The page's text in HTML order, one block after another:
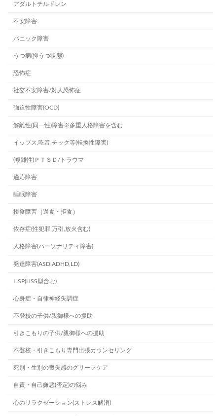
アダルトチルドレン
不安障害
パニック障害
うつ病(抑うつ状態)
恐怖症
社交不安障害/対人恐怖症
強迫性障害(OCD)
解離性(同一性)障害※多重人格障害を含む
イップス,吃音,チック等(転換性障害)
(複雑性)ＰＴＳＤ/トラウマ
適応障害
睡眠障害
摂食障害（過食・拒食）
依存症(性犯罪,万引,放火含む)
人格障害(パーソナリティ障害)
発達障害(ASD,ADHD,LD)
HSP(HSS型含む)
心身症・自律神経失調症
不登校の子供/親御様への援助
引きこもりの子供/親御様への援助
不登校・引きこもり専門出張カウンセリング
死別・生別の喪失感のグリーフケア
自責・自己嫌悪(否定)の悩み
心のリラクゼーション(ストレス解消)